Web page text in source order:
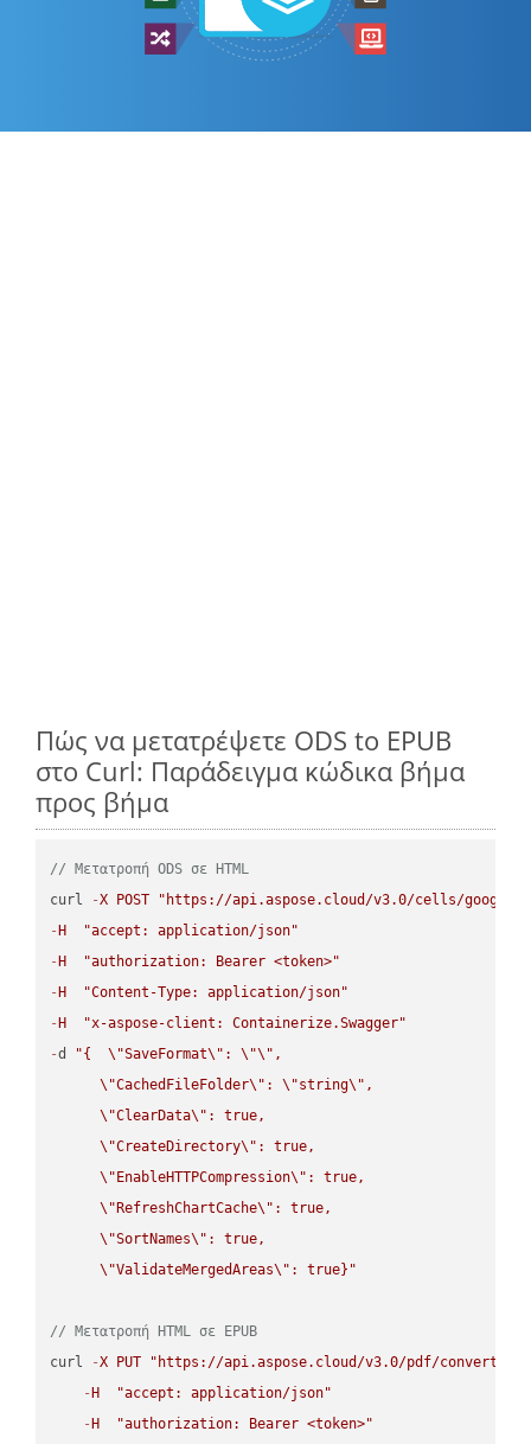
Πώς να μετατρέψετε ODS to EPUB
στο Curl: Παράδειγμα κώδικα βήμα
προς βήμα
// Μετατροπή ODS σε HTML
curl
-X POST
"https://api.aspose.cloud/v3.0/cells/
- H
"accept: application/json"
- H
"authorization: Bearer <token>"
- H
"Content-Type: application/json"
- H
"x-aspose-client: Containerize.Swagger"
-d "{ \"SaveFormat\" : \"\" ,
\"CachedFileFolder\" : \"string\" ,
\"ClearData\" : true,
\"CreateDirectory\" : true,
\" EnableHTTPCompression\" : true,
\" RefreshChartCache\" : true,
\"SortNames\" : true,
\"ValidateMergedAreas\" : true}"
// Μετατροπή HTML σε EPUB
curl
-X PUT
"https://api.aspose.cloud/v3.0/pdf/convert/
- H
"accept: application/json"
- H
"authorization: Bearer <token>"